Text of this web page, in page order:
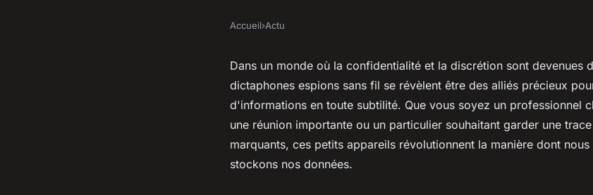
Dictaphones espions sans fil : Liberté
d'enregistrement
Accueil›Actu
Dans un monde où la confidentialité et la discrétion sont devenues
dictaphones espions sans fil se révèlent être des alliés précieux
d'informations en toute subtilité. Que vous soyez un professionnel
une réunion importante ou un particulier souhaitant garder une
marquants, ces petits appareils révolutionnent la manière dont
stockons nos données.